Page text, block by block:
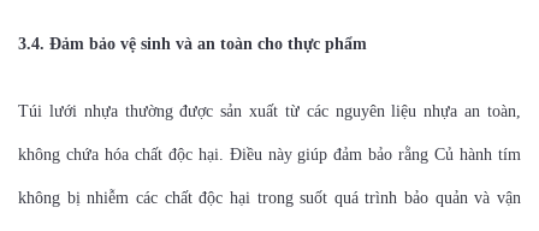
3.4. Đảm bảo vệ sinh và an toàn cho thực phẩm
Túi lưới nhựa thường được sản xuất từ các nguyên liệu nhựa an toàn,
không chứa hóa chất độc hại. Điều này giúp đảm bảo rằng Củ hành tím
không bị nhiễm các chất độc hại trong suốt quá trình bảo quản và vận